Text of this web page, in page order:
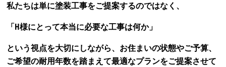
私たちは単に塗装工事をご提案するのではなく、
「H様にとって本当に必要な工事は何か」
という視点を大切にしながら、お住まいの状態やご予算、
ご希望の耐用年数を踏まえて最適なプランをご提案させて